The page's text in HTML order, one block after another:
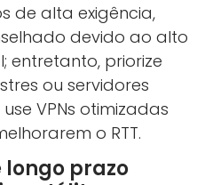
de alta exigência,
devido ao alto
entretanto, priorize
ou servidores
VPNs otimizadas
o RTT.
longo prazo